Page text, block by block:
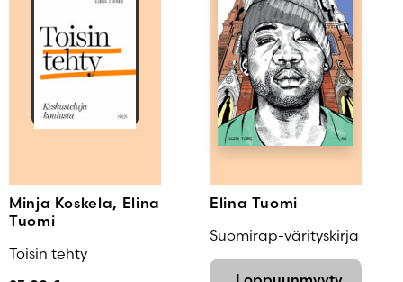
Minja Koskela, Elina
Tuomi
Toisin tehty
Elina Tuomi
Suomirap-värityskirja